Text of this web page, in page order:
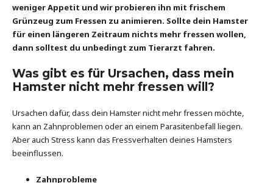
weniger Appetit und wir probieren ihn mit frischem
Grünzeug zum Fressen zu animieren. Sollte dein Hamster
für einen längeren Zeitraum nichts mehr fressen wollen,
dann solltest du unbedingt zum Tierarzt fahren.
Was gibt es für Ursachen, dass mein
Hamster nicht mehr fressen will?
Ursachen dafür, dass dein Hamster nicht mehr fressen möchte,
kann an Zahnproblemen oder an einem Parasitenbefall liegen.
Aber auch Stress kann das Fressverhalten deines Hamsters
beeinflussen.
Zahnprobleme